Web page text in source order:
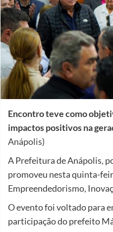
Encontro teve como
impactos positivos na
Anápolis)
A Prefeitura de Anápolis,
promoveu nesta quinta-
Empreendedorismo,
O evento foi voltado para
participação do prefeito